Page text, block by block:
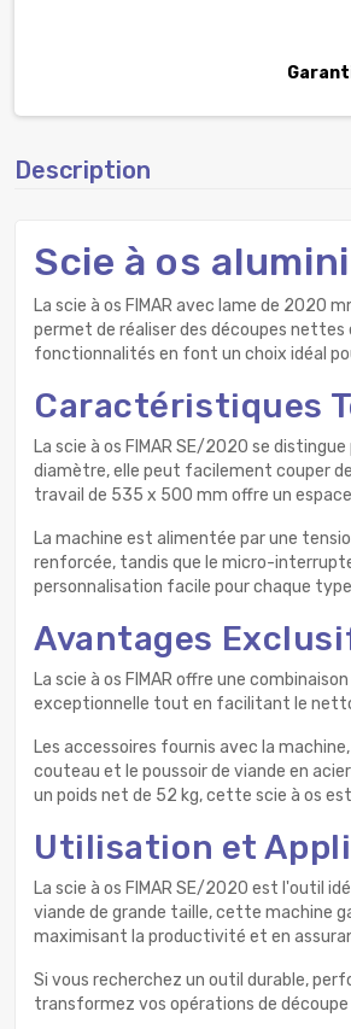
Description
Scie à os
La scie à os FIMAR avec lame de 2020
permet de réaliser des découpes
fonctionnalités en font un choix idéal
Caractéristiques
La scie à os FIMAR SE/2020 se
diamètre, elle peut facilement couper
travail de 535 x 500 mm offre un
La machine est alimentée par une
renforcée, tandis que le micro-
personnalisation facile pour chaque
Avantages
La scie à os FIMAR offre une
exceptionnelle tout en facilitant le
Les accessoires fournis avec la
couteau et le poussoir de viande en
un poids net de 52 kg, cette scie à os
Utilisation et
La scie à os FIMAR SE/2020 est l'outil
viande de grande taille, cette machine
maximisant la productivité et en
Si vous recherchez un outil durable,
transformez vos opérations de